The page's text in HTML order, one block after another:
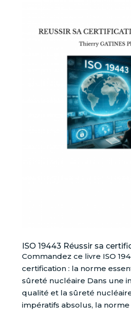
ISO 19443 Réussir sa
Commandez ce livre ISO
certification : la norme
sûreté nucléaire Dans une
qualité et la sûreté
impératifs absolus, la norme